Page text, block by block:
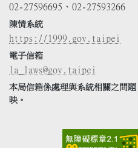
02-27596695、02-27593266
陳情系統
https://1999.gov.taipei
電子信箱
la_laws@gov.taipei
本局信箱係處理與系統相關之問
映。